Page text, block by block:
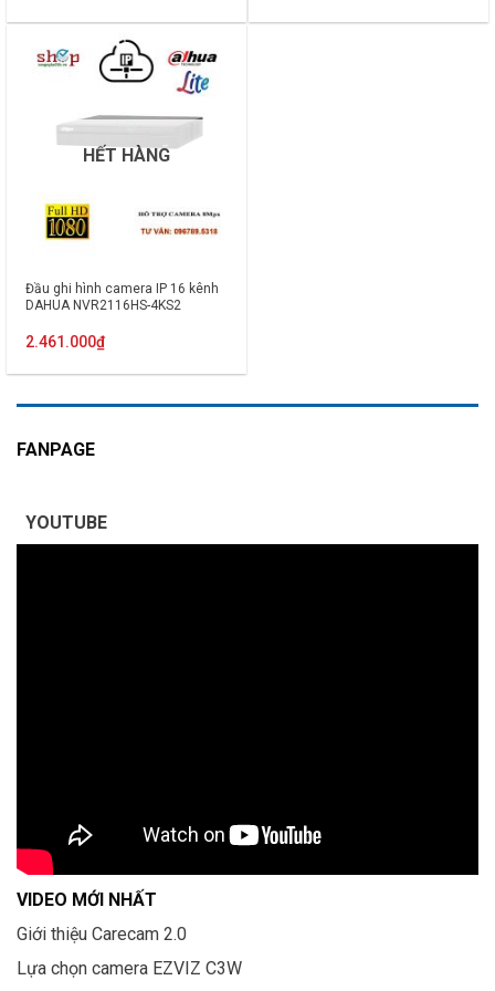
HẾT HÀNG
Đầu ghi hình camera IP 16 kênh
DAHUA NVR2116HS-4KS2
2.461.000₫
FANPAGE
YOUTUBE
VIDEO MỚI NHẤT
Giới thiệu Carecam 2.0
Lựa chọn camera EZVIZ C3W